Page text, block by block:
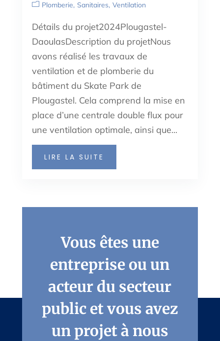
Plomberie Sanitaires Ventilation
Détails du projet2024Plougastel-
DaoulasDescription du projetNous
avons réalisé les travaux de
ventilation et de plomberie du
bâtiment du Skate Park de
Plougastel. Cela comprend la mise en
place d’une centrale double flux pour
une ventilation optimale, ainsi que...
LIRE LA SUITE
Vous êtes une
entreprise ou un
acteur du secteur
public et vous avez
un projet à nous